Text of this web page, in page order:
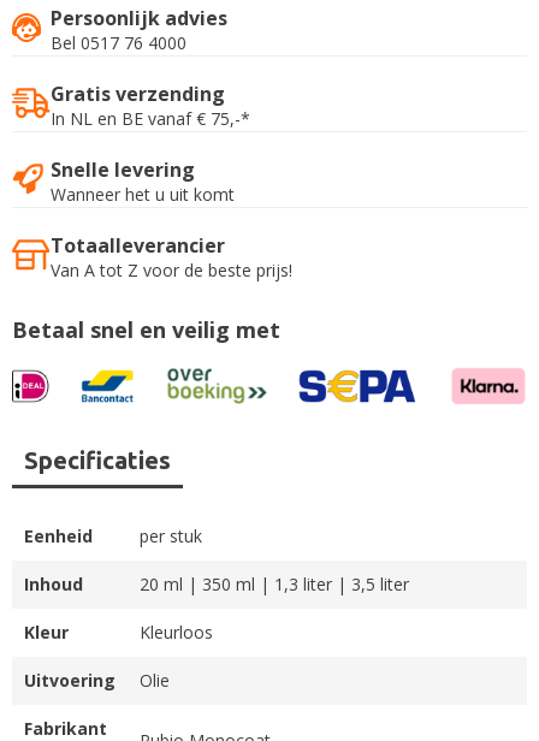
Persoonlijk advies
Bel 0517 76 4000
Gratis verzending
In NL en BE vanaf € 75,-*
Snelle levering
Wanneer het u uit komt
Totaalleverancier
Van A tot Z voor de beste prijs!
Betaal snel en veilig met
Specificaties
Eenheid per stuk
Inhoud 20 ml | 350 ml | 1,3 liter | 3,5 liter
Kleur Kleurloos
Uitvoering Olie
Fabrikant